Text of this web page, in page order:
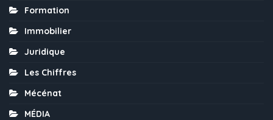
Formation
Immobilier
Juridique
Les Chiffres
Mécénat
MÉDIA